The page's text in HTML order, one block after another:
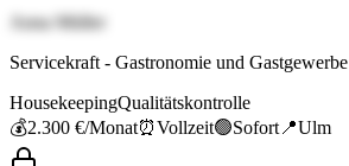
Anna Müller
Servicekraft - Gastronomie und Gastgewerbe
HousekeepingQualitätskontrolle
💰2.300 €/Monat⏰Vollzeit🟢Sofort 📍Ulm